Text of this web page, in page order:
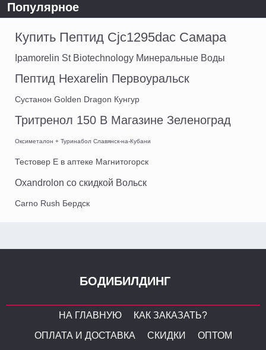
Популярное
Купить Пептид Cjc1295dac Самара
Ipamorelin St Biotechnology Минеральные Воды
Пептид Hexarelin Первоуральск
Сустанон Golden Dragon Кунгур
Тритренол 150 В Магазине Зеленоград
Оксиметалон + Туринабол Славянск-на-Кубани
Тестовер Е в аптеке Магнитогорск
Oxandrolon со скидкой Вольск
Carno Rush Бердск
БОДИБИЛДИНГ
НА ГЛАВНУЮ
КАК ЗАКАЗАТЬ?
ОПЛАТА И ДОСТАВКА
СКИДКИ ОПТОМ